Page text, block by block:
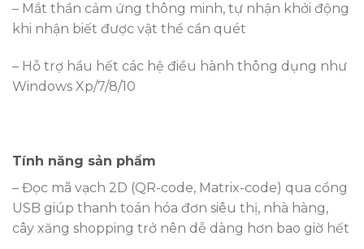
– Mắt thần cảm ứng thông minh, tự nhận khởi động
khi nhận biết được vật thể cần quét
– Hỗ trợ hầu hết các hệ điều hành thông dụng như
Windows Xp/7/8/10
Tính năng sản phẩm
– Đọc mã vạch 2D (QR-code, Matrix-code) qua cổng
USB giúp thanh toán hóa đơn siêu thị, nhà hàng,
cây xăng shopping trở nên dễ dàng hơn bao giờ hết